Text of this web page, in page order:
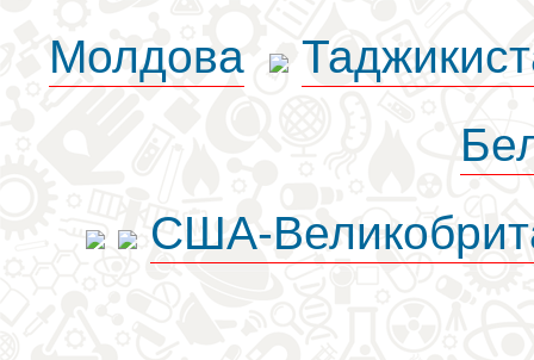
Молдова
США-